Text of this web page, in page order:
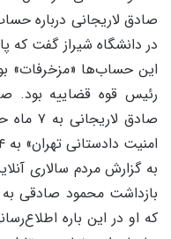
صادق لاریجانی درباره
در دانشگاه شیراز گفت که
این حساب‌ها «مزخرفات»
رئیس قوه قضاییه
صادق
امنیت دادستانی تهران» به ۱۴ ماه حبس محکوم شد.
بازداشت محمود صادقی به
که او در این باره